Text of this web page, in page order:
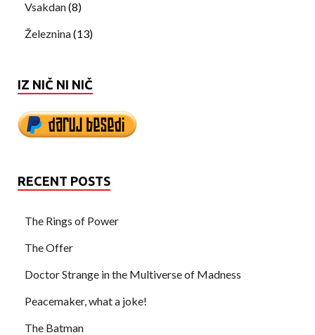
Vsakdan(8)
Železnina(13)
IZ NIČ NI NIČ
RECENT POSTS
The Rings of Power
The Offer
Doctor Strange in the Multiverse of Madness
Peacemaker, what a joke!
The Batman